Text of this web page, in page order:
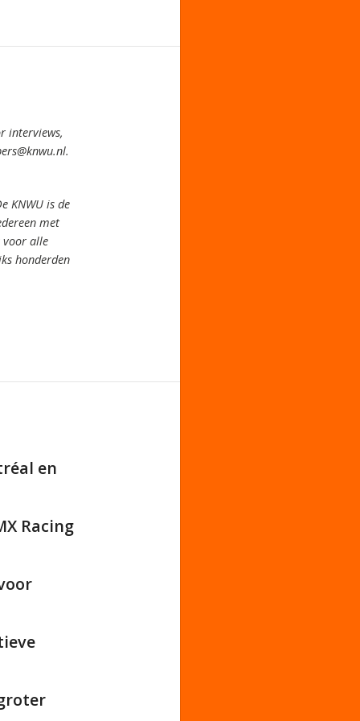
interviews,
KNWU is de
met
voor alle
honderden
en
Racing